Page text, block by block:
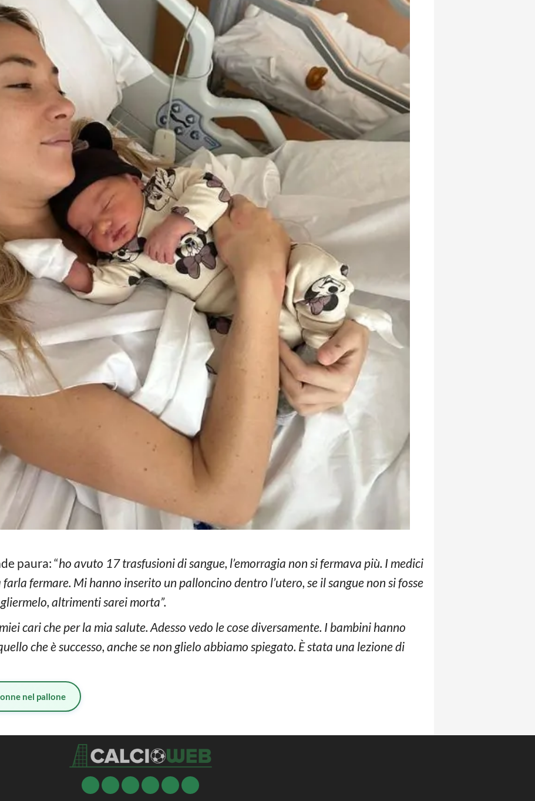
paura: “ho avuto 17 trasfusioni di sangue, l’emorragia non si fermava più. I medici
fermare. Mi hanno inserito un palloncino dentro l’utero, se il sangue non si fosse
altrimenti sarei morta”.
cari che per la mia salute. Adesso vedo le cose diversamente. I bambini hanno
che è successo, anche se non glielo abbiamo spiegato. È stata una lezione di
nel pallone